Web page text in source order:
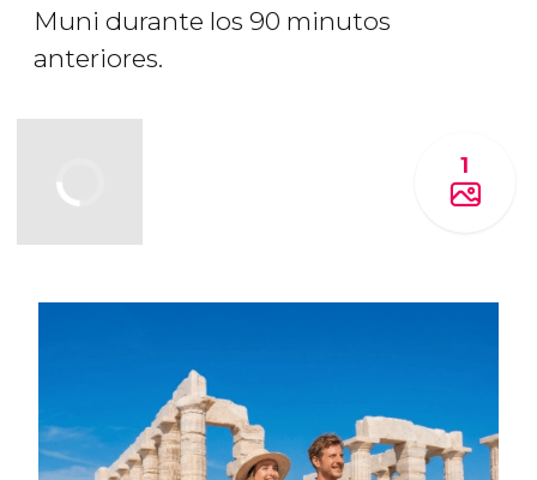
Muni durante los 90 minutos
anteriores.
1